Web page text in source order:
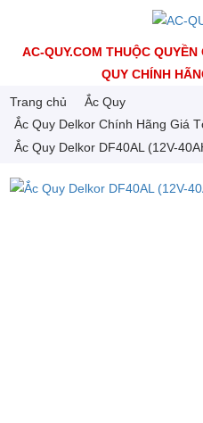
AC-QUY.COM THUỘC
QUY CHÍNH
Trang chủ
Ắc Quy
Ắc Quy Delkor Chính Hãng Giá
Ắc Quy Delkor DF40AL (12V-